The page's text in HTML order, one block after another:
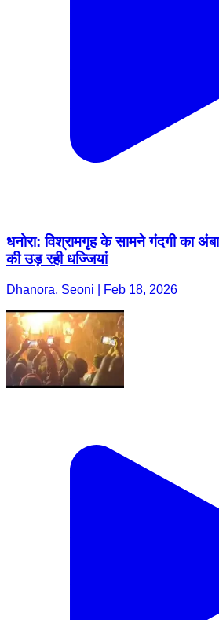
धनोरा: विश्रामगृह के सामने गंदगी का
की उड़ रही धज्जियां
Dhanora, Seoni | Feb 18, 2026